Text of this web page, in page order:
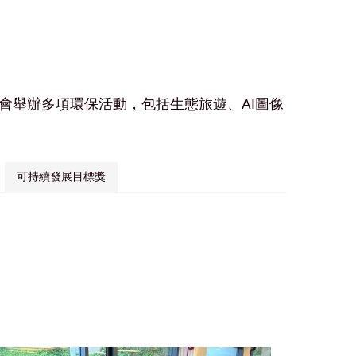
舉辦多項環保活動，包括生態旅遊、AI圖像
可持續發展目標獎